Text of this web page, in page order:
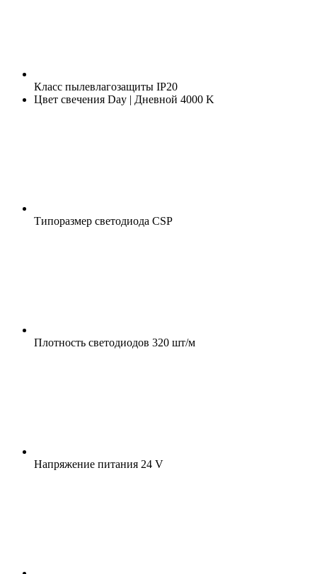
Класс пылевлагозащиты IP20
Цвет свечения Day | Дневной 4000 K
Типоразмер светодиода CSP
Плотность светодиодов 320 шт/м
Напряжение питания 24 V